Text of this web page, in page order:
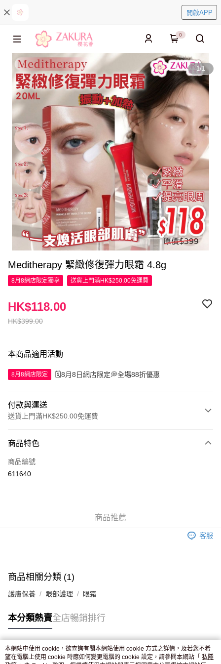
開啟APP
0
1/1
Meditherapy 緊緻修復彈力眼霜 4.8g
8月8網店限定獨享 送貨上門滿HK$250.00免運費
HK$399.00
HK$118.00
本商品適用活動
8月8網店限定 🗓️8月8日網店限定💭全場88折優惠
付款與運送
送貨上門滿HK$250.00免運費
信用卡
Apple Pay
付款後門市自取，訂單確認後2-4個工作天到店，7天內取。逾期後
商品特色
商品編號
611640
商品推薦
客服
商品相關分類 (1)
護膚保養 眼部護理 眼霜
本分類熱賣全店暢銷排行
熱門標籤
本網站中使用 cookie，欲查詢有關本網站使用 cookie 方式之詳情，及若您不希
望在電腦上使用 cookie 時應如何變更電腦的 cookie 設定，請參閱本網站「 私隱